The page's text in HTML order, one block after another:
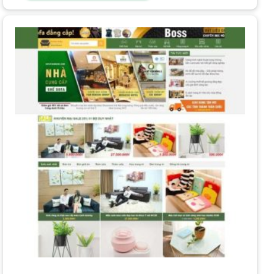
Các xu hướng hiện nay tập trung vào trải nghiệm trực
quan và cá nhân hóa.
Xem thêmChi phí duy trì website hàng tháng bao gồm
những khoản gì? Chi tiết A-Z
Thiết kế tối giản (Minimalism):Tập trung vào không gian